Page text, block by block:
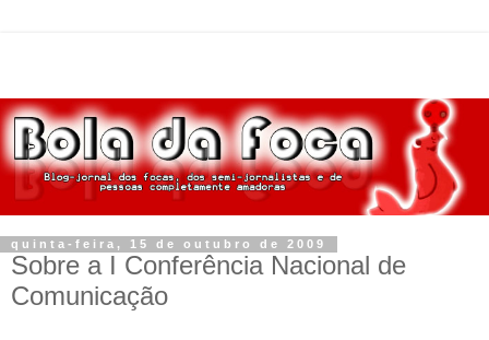
quinta-feira, 15 de outubro de 2009
Sobre a I Conferência Nacional de
Comunicação